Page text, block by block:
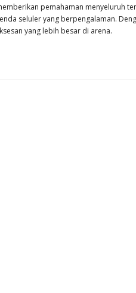
pemahaman menyeluruh
seluler yang berpengalaman.
yang lebih besar di arena.